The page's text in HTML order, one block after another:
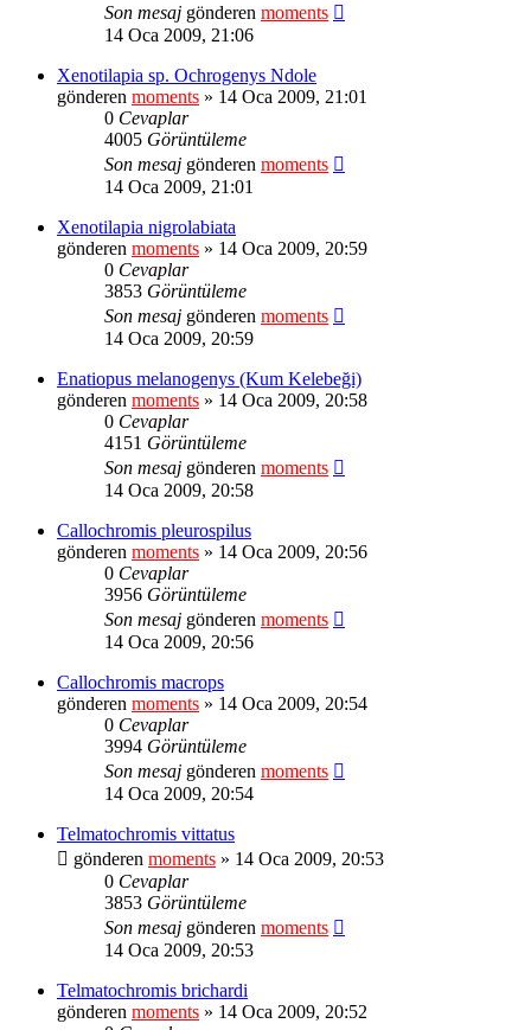
Son mesaj gönderen moments
14 Oca 2009, 21:06
Xenotilapia sp. Ochrogenys Ndole
gönderen moments » 14 Oca 2009, 21:01
0 Cevaplar
4005 Görüntüleme
Son mesaj gönderen moments
14 Oca 2009, 21:01
Xenotilapia nigrolabiata
gönderen moments » 14 Oca 2009, 20:59
0 Cevaplar
3853 Görüntüleme
Son mesaj gönderen moments
14 Oca 2009, 20:59
Enatiopus melanogenys (Kum Kelebeği)
gönderen moments » 14 Oca 2009, 20:58
0 Cevaplar
4151 Görüntüleme
Son mesaj gönderen moments
14 Oca 2009, 20:58
Callochromis pleurospilus
gönderen moments » 14 Oca 2009, 20:56
0 Cevaplar
3956 Görüntüleme
Son mesaj gönderen moments
14 Oca 2009, 20:56
Callochromis macrops
gönderen moments » 14 Oca 2009, 20:54
0 Cevaplar
3994 Görüntüleme
Son mesaj gönderen moments
14 Oca 2009, 20:54
Telmatochromis vittatus
gönderen moments » 14 Oca 2009, 20:53
0 Cevaplar
3853 Görüntüleme
Son mesaj gönderen moments
14 Oca 2009, 20:53
Telmatochromis brichardi
gönderen moments » 14 Oca 2009, 20:52